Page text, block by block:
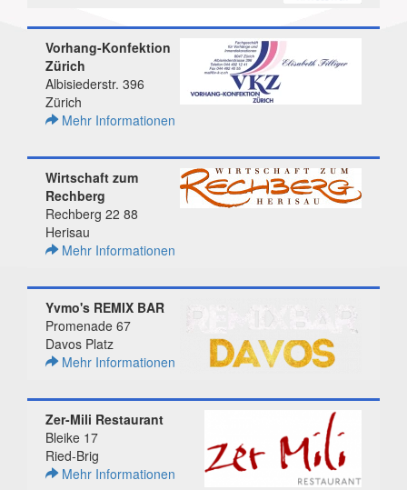
Vorhang-Konfektion
Zürich
Albisiederstr. 396
Zürich
Mehr Informationen
Wirtschaft zum
Rechberg
Rechberg 22 88
Herisau
Mehr Informationen
Yvmo's REMIX BAR
Promenade 67
Davos Platz
Mehr Informationen
Zer-Mili Restaurant
Bleike 17
Ried-Brig
Mehr Informationen